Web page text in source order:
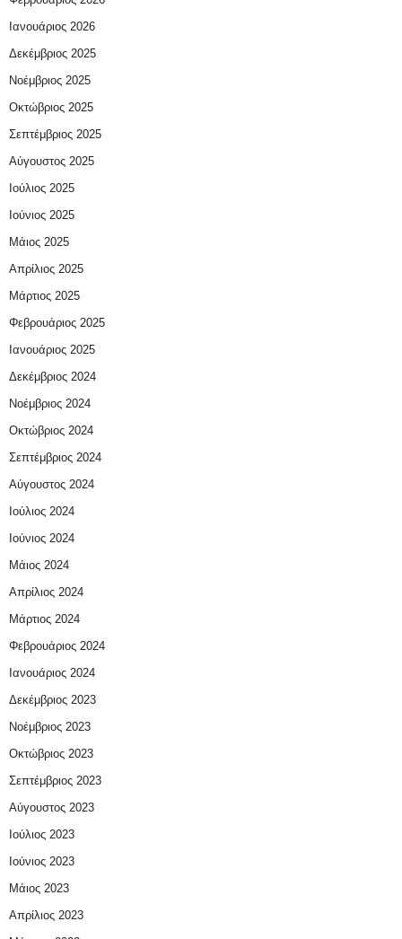
Ιανουάριος 2026
Δεκέμβριος 2025
Νοέμβριος 2025
Οκτώβριος 2025
Σεπτέμβριος 2025
Αύγουστος 2025
Ιούλιος 2025
Ιούνιος 2025
Μάιος 2025
Απρίλιος 2025
Μάρτιος 2025
Φεβρουάριος 2025
Ιανουάριος 2025
Δεκέμβριος 2024
Νοέμβριος 2024
Οκτώβριος 2024
Σεπτέμβριος 2024
Αύγουστος 2024
Ιούλιος 2024
Ιούνιος 2024
Μάιος 2024
Απρίλιος 2024
Μάρτιος 2024
Φεβρουάριος 2024
Ιανουάριος 2024
Δεκέμβριος 2023
Νοέμβριος 2023
Οκτώβριος 2023
Σεπτέμβριος 2023
Αύγουστος 2023
Ιούλιος 2023
Ιούνιος 2023
Μάιος 2023
Απρίλιος 2023